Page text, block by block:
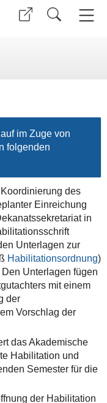
im Zuge von
folgenden
des
Einreichung
in
Unterlagen zur
Habilitationsordnung)
Unterlagen fügen
mit einem
der
Vorschlag der
das Akademische
Habilitation und
Semester für die
der Habilitation